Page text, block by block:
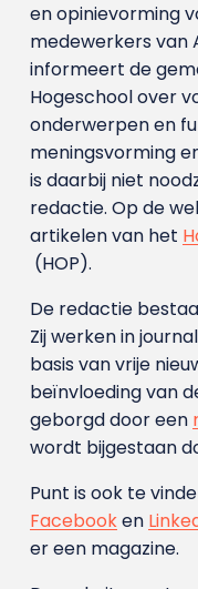
en opinievorming
medewerkers van
informeert de
Hogeschool over
onderwerpen en
meningsvorming
is daarbij niet
redactie. Op de
artikelen van het
(HOP).
De redactie
Zij werken in
basis van vrije
beïnvloeding van
geborgd door een
wordt bijgestaan
Punt is ook te
Facebooken
er een magazine.